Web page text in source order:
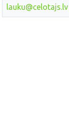
lauku@celotajs.lv